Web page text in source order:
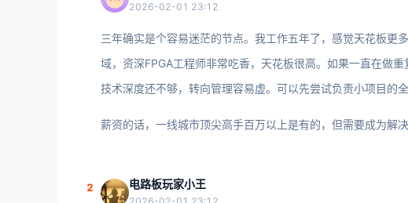
2026-02-01 23:12
三年确实是个容易迷茫的节点。我工作五年了，感觉天花板更
域，资深FPGA工程师非常吃香，天花板很高。如果一直在做
技术深度还不够，转向管理容易虚。可以先尝试负责小项目的
薪资的话，一线城市顶尖高手百万以上是有的，但需要成为解
2 电路板玩家小王